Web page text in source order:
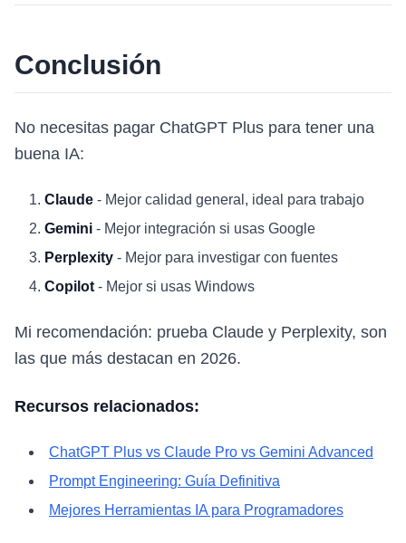
Conclusión
No necesitas pagar ChatGPT Plus para tener una
buena IA:
Claude - Mejor calidad general, ideal para trabajo
Gemini - Mejor integración si usas Google
Perplexity - Mejor para investigar con fuentes
Copilot - Mejor si usas Windows
Mi recomendación: prueba Claude y Perplexity, son
las que más destacan en 2026.
Recursos relacionados:
ChatGPT Plus vs Claude Pro vs Gemini Advanced
Prompt Engineering: Guía Definitiva
Mejores Herramientas IA para Programadores